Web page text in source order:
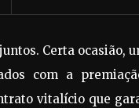
Certa ocasião,
com a
vitalício que